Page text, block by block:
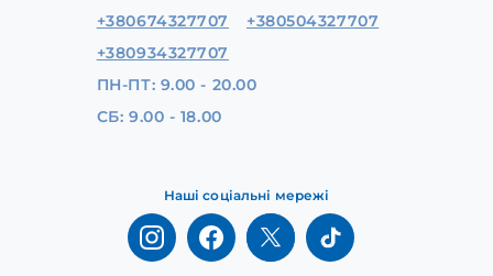
Наші соціальні мережі
+380674327707
+380504327707
+380934327707
ПН-ПТ: 9.00 - 20.00
СБ: 9.00 - 18.00